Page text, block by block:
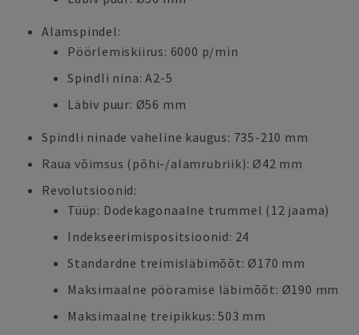
Alamspindel:
Pöörlemiskiirus: 6000 p/min
Spindli nina: A2-5
Läbiv puur: Ø56 mm
Spindli ninade vaheline kaugus: 735-210 mm
Raua võimsus (põhi-/alamrubriik): Ø42 mm
Revolutsioonid:
Tüüp: Dodekagonaalne trummel (12 jaama)
Indekseerimispositsioonid: 24
Standardne treimisläbimõõt: Ø170 mm
Maksimaalne pööramise läbimõõt: Ø190 mm
Maksimaalne treipikkus: 503 mm